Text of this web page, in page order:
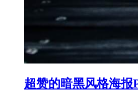
超赞的暗黑风格海报